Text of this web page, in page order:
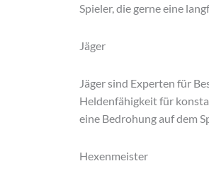
Spieler, die gerne eine
Jäger
Jäger sind Experten für
Heldenfähigkeit für
eine Bedrohung auf dem
Hexenmeister